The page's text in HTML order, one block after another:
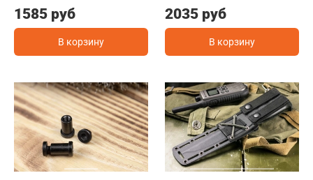
1585 руб
В корзину
2035 руб
В корзину